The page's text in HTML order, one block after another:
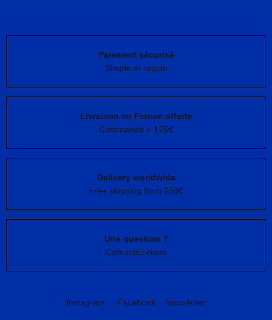
Paiement sécurisé
Simple et rapide
Livraison en France offerte
Commande ≥ 125€
Delivery worldwide
Free shipping from 250€
Une question ?
Contactez-nous
Instagram Facebook Newsletter